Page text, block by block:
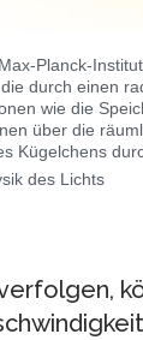
Planck-
durch einen
wie die
über die
Kügelchens
des Lichts